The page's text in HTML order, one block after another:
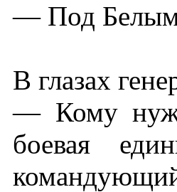
— Под
В глазах
— Кому
боевая